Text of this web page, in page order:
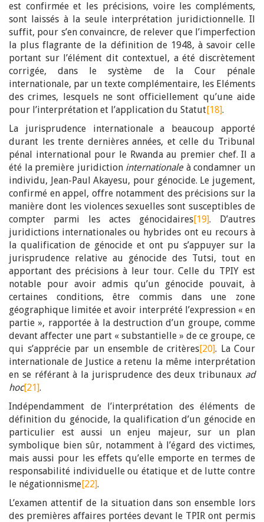
est confirmée et les précisions, voire les compléments,
sont laissés à la seule interprétation juridictionnelle. Il
suffit, pour s’en convaincre, de relever que l’imperfection
la plus flagrante de la définition de 1948, à savoir celle
portant sur l’élément dit contextuel, a été discrètement
corrigée, dans le système de la Cour pénale
internationale, par un texte complémentaire, les Eléments
des crimes, lesquels ne sont officiellement qu’une aide
pour l’interprétation et l’application du Statut[18].
La jurisprudence internationale a beaucoup apporté
durant les trente dernières années, et celle du Tribunal
pénal international pour le Rwanda au premier chef. Il a
été la première juridiction internationaleà condamner un
individu, Jean-Paul Akayesu, pour génocide. Le jugement,
confirmé en appel, offre notamment des précisions sur la
manière dont les violences sexuelles sont susceptibles de
compter parmi les actes génocidaires[19]. D’autres
juridictions internationales ou hybrides ont eu recours à
la qualification de génocide et ont pu s’appuyer sur la
jurisprudence relative au génocide des Tutsi, tout en
apportant des précisions à leur tour. Celle du TPIY est
notable pour avoir admis qu’un génocide pouvait, à
certaines conditions, être commis dans une zone
géographique limitée et avoir interprété l’expression « en
partie », rapportée à la destruction d’un groupe, comme
devant affecter une part « substantielle » de ce groupe, ce
qui s’apprécie par un ensemble de critères[20]. La Cour
internationale de Justice a retenu la même interprétation
en se référant à la jurisprudence des deux tribunaux ad
hoc[21].
Indépendamment de l’interprétation des éléments de
définition du génocide, la qualification d’un génocide en
particulier est aussi un enjeu majeur, sur un plan
symbolique bien sûr, notamment à l’égard des victimes,
mais aussi pour les effets qu’elle emporte en termes de
responsabilité individuelle ou étatique et de lutte contre
le négationnisme[22].
L’examen attentif de la situation dans son ensemble lors
des premières affaires portées devant le TPIR ont permis